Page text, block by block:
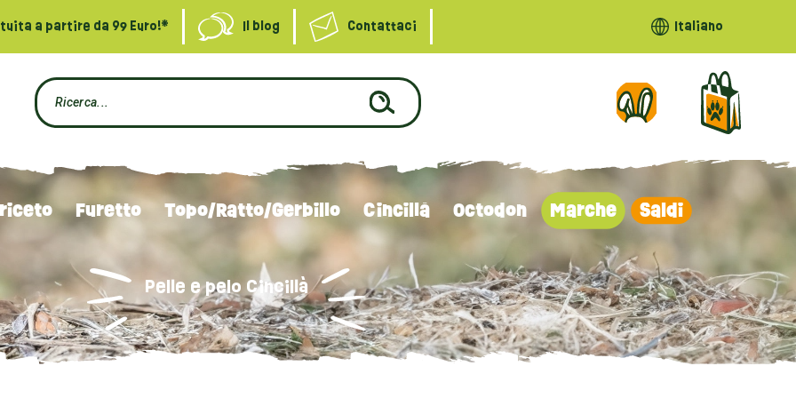
a partire da 99 Euro!* Il blog Contattaci Italiano
Furetto Topo/Ratto/Gerbillo Cincillà Octodon Marche Saldi
Pelle e pelo Cincillà